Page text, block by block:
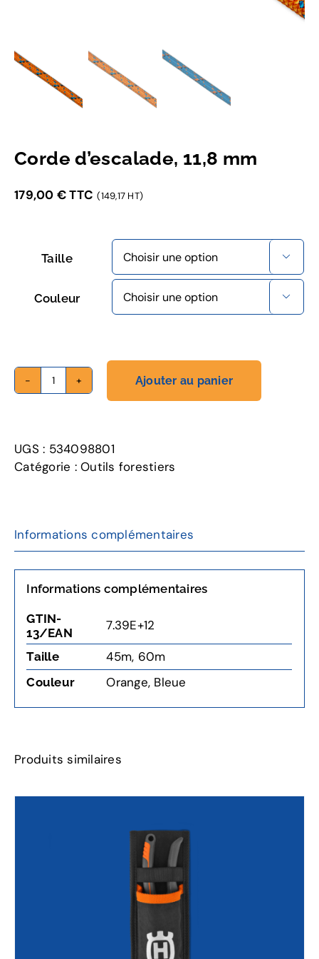
Corde d’escalade, 11,8 mm
179,00 €TTC (149,17 HT)
Taille 
Couleur 
quantité
d’escalade,
11,8 mm
Ajouter au panier
UGS : 534098801
Catégorie :Outils forestiers
Informations complémentaires
Informations complémentaires
GTIN-
13/EAN
7.39E+12
Taille 45m, 60m
Couleur Orange, Bleue
Produits similaires